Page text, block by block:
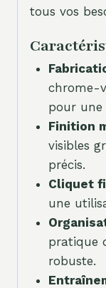
tous vos
chrome-
pour une
Finition
visibles
précis.
Cliquet
une
pratique
robuste.